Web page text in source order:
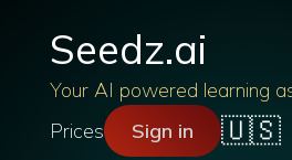
Seedz.ai
Your AI powered learning
Prices
Sign in 🇺🇸